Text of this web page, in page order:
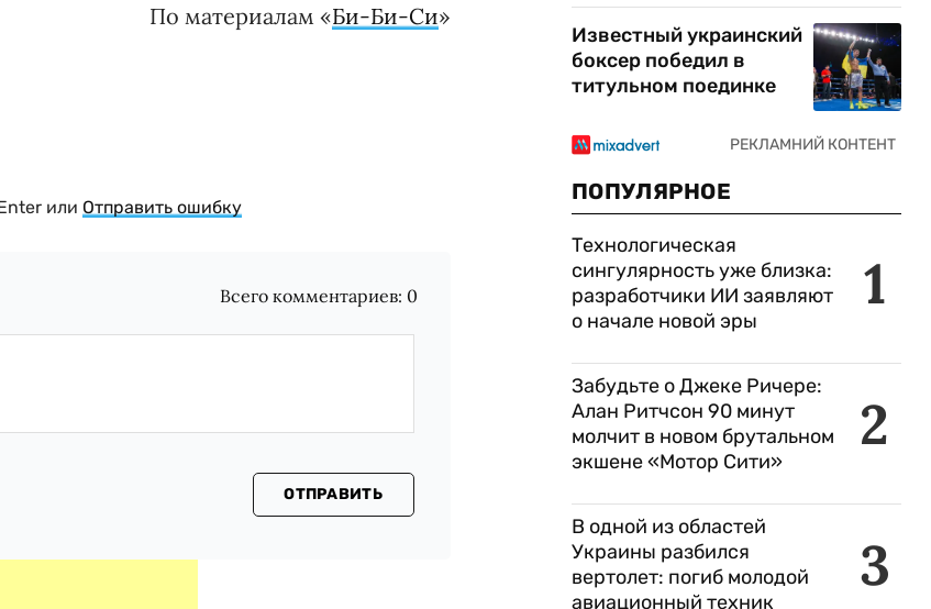
По материалам «Би-Би-Си»
или Отправить ошибку
Всего комментариев: 0
ОТПРАВИТЬ
Известный украинский
боксер победил в
титульном поединке
ПОПУЛЯРНОЕ
1
Технологическая
сингулярность уже близка:
разработчики ИИ заявляют
о начале новой эры
2
Забудьте о Джеке Ричере:
Алан Ритчсон 90 минут
молчит в новом брутальном
экшене «Мотор Сити»
3
В одной из областей
Украины разбился
вертолет: погиб молодой
авиационный техник